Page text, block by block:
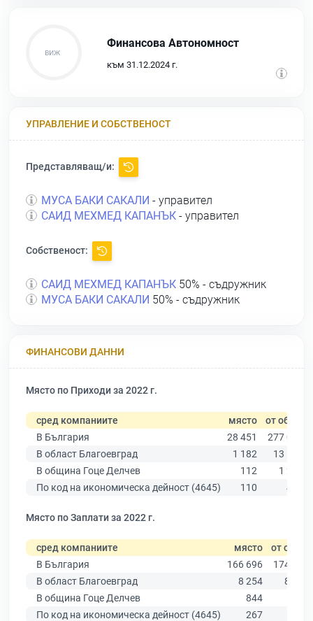
Финансова Автономност
към 31.12.2024 г.
УПРАВЛЕНИЕ И СОБСТВЕНОСТ
Представляващ/и:
МУСА БАКИ САКАЛИ - управител
САИД МЕХМЕД КАПАНЪК - управител
Собственост:
САИД МЕХМЕД КАПАНЪК 50% - съдружник
МУСА БАКИ САКАЛИ 50% - съдружник
ФИНАНСОВИ ДАННИ
Място по Приходи за 2022 г.
сред компаниите място от общо
В България
28 451
277 019
В област Благоевград
1 182
13 529
В община Гоце Делчев
112
1 297
По код на икономическа дейност (4645)
110 410
Място по Заплати за 2022 г.
сред компаниите място
от общо
В България
166 696
174 403
В област Благоевград
8 254
8 826
В община Гоце Делчев
844
По код на икономическа дейност (4645)
267